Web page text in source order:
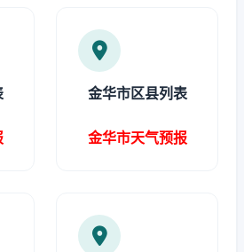
金华市区县列表
金华市天气预报